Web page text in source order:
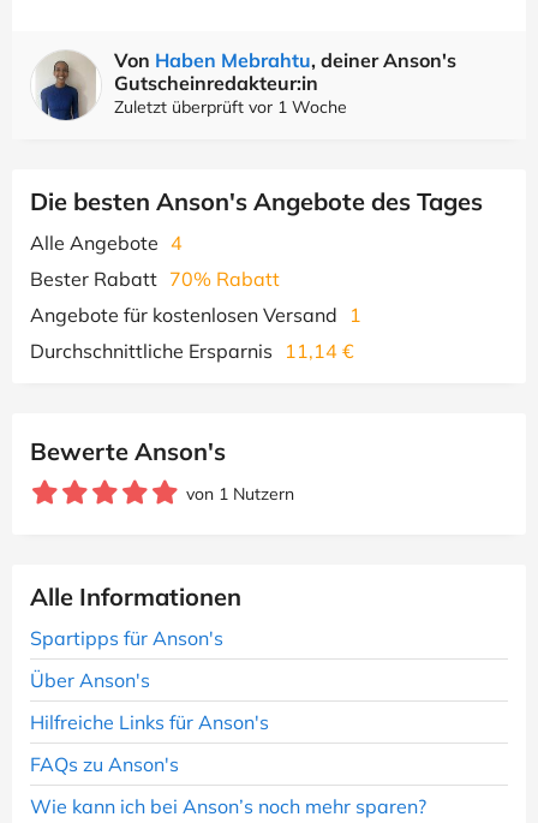
Von Haben Mebrahtu, deiner Anson's
Gutscheinredakteur:in
Zuletzt überprüft vor 1 Woche
Die besten Anson's Angebote des Tages
Alle Angebote 4
Bester Rabatt 70% Rabatt
Angebote für kostenlosen Versand
1
Durchschnittliche Ersparnis
11,14 €
Bewerte Anson's
von 1 Nutzern
Alle Informationen
Spartipps für Anson's
Über Anson's
Hilfreiche Links für Anson's
FAQs zu Anson's
Wie kann ich bei Anson’s noch mehr sparen?